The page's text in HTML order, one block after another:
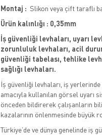
Montaj : Slikon veya çift taraflı
Ürün kalınlığı : 0,35mm
İş güvenliği levhaları, uyarı
zorunluluk levhaları, acil
güvenliği tabelası, tehlike
sağlığı levhaları.
İş güvenliği levhaları, iş
amacıyla kullanılan görsel
önceden bildirerek çalışanların
kazalarının önlenmesinde büyük
Türkiye’de ve dünya genelinde iş